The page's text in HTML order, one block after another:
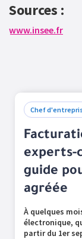
Sources :
www.insee.fr
Chef
experts-
guide
agréée
À quelques
électronique,
partir du 1er